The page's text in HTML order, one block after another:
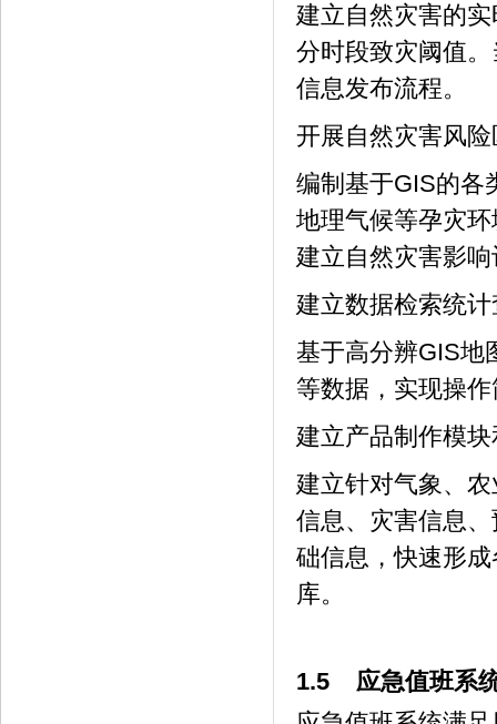
建立自然灾害的
分时段致灾阈值
信息发布流程。
开展自然灾害风
编制基于GIS的各
地理气候等孕灾
建立自然灾害影
建立数据检索统
基于高分辨GIS地
等数据，实现操
建立产品制作模
建立针对气象、
信息、灾害信息
础信息，快速形
库。
1.5 应急值班系